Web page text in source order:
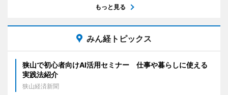
もっと見る
みん経トピックス
狭山で初心者向けAI活用セミナー 仕事や暮らしに使える
実践法紹介
狭山経済新聞